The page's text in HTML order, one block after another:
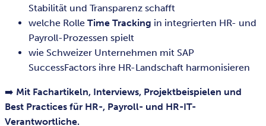
Stabilität und Transparenz schafft
welche Rolle Time Tracking in integrierten HR- und
Payroll-Prozessen spielt
wie Schweizer Unternehmen mit SAP
SuccessFactors ihre HR-Landschaft harmonisieren
➡️ Mit Fachartikeln, Interviews, Projektbeispielen und
Best Practices für HR-, Payroll- und HR-IT-
Verantwortliche.